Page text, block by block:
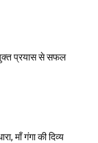
प्रयास से सफल
माँ गंगा की दिव्य